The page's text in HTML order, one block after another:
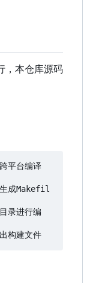
， 本仓库源码
台编译
生成Makefil
进行编